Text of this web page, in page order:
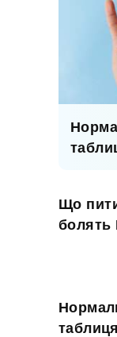
Що
болять